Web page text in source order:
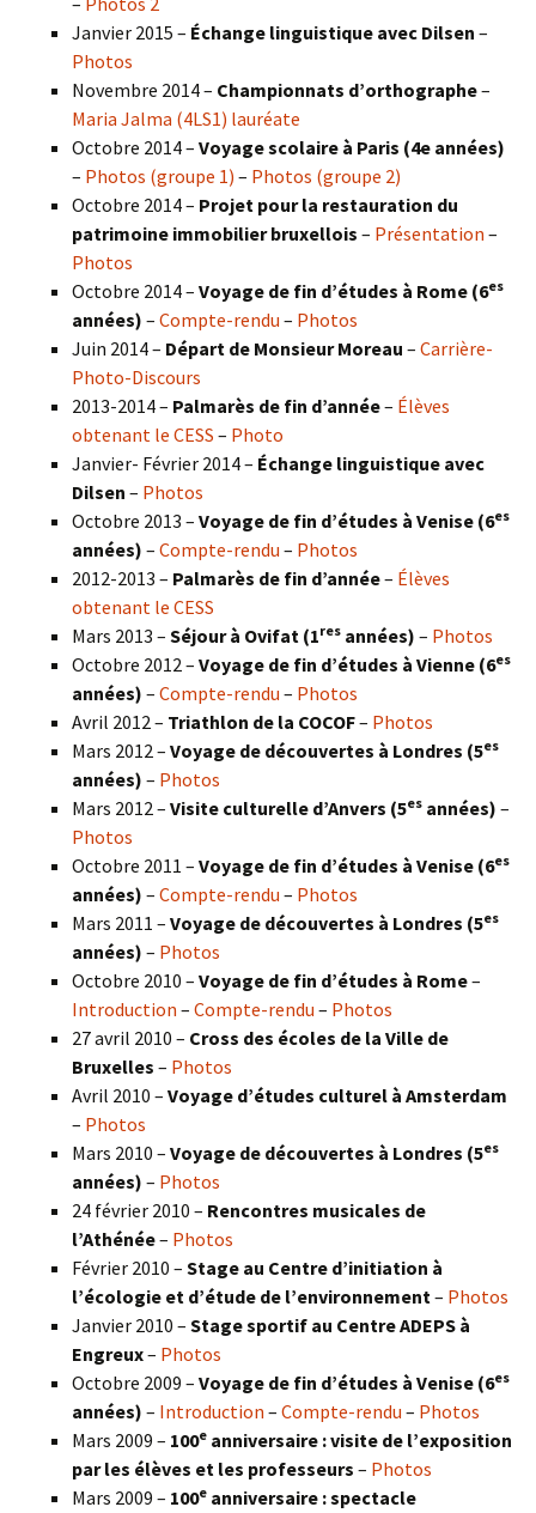
Janvier 2015 – Échange linguistique avec Dilsen –
Photos
Novembre 2014 – Championnats d’orthographe–
Maria Jalma (4LS1) lauréate
Octobre 2014 – Voyage scolaire à Paris (4e années)
– Photos (groupe 1) – Photos (groupe 2)
Octobre 2014 – Projet pour la restauration du
patrimoine immobilier bruxellois – Présentation –
Photos
Octobre 2014 – Voyage de fin d’études à Rome (6es
années) – Compte-rendu – Photos
Juin 2014 – Départ de Monsieur Moreau – Carrière-
Photo-Discours
2013-2014 – Palmarès de fin d’année– Élèves
obtenant le CESS – Photo
Janvier- Février 2014 – Échange linguistique avec
Dilsen – Photos
Octobre 2013 – Voyage de fin d’études à Venise (6es
années) – Compte-rendu – Photos
2012-2013 – Palmarès de fin d’année– Élèves
obtenant le CESS
Mars 2013 – Séjour à Ovifat (1res années) – Photos
Octobre 2012 – Voyage de fin d’études à Vienne (6es
années) – Compte-rendu – Photos
Avril 2012 – Triathlon de la COCOF– Photos
Mars 2012 – Voyage de découvertes à Londres (5es
années) – Photos
Mars 2012 – Visite culturelle d’Anvers (5es années) –
Photos
Octobre 2011 – Voyage de fin d’études à Venise (6es
années) – Compte-rendu – Photos
Mars 2011 – Voyage de découvertes à Londres (5es
années) – Photos
Octobre 2010 – Voyage de fin d’études à Rome–
Introduction – Compte-rendu – Photos
27 avril 2010 – Cross des écoles de la Ville de
Bruxelles – Photos
Avril 2010 – Voyage d’études culturel à Amsterdam
– Photos
Mars 2010 – Voyage de découvertes à Londres (5es
années) – Photos
24 février 2010 – Rencontres musicales de
l’Athénée– Photos
Février 2010 – Stage au Centre d’initiation à
l’écologie et d’étude de l’environnement– Photos
Janvier 2010 – Stage sportif au Centre ADEPS à
Engreux– Photos
Octobre 2009 – Voyage de fin d’études à Venise (6es
années) – Introduction – Compte-rendu – Photos
Mars 2009 – 100e anniversaire : visite de l’exposition
par les élèves et les professeurs – Photos
Mars 2009 – 100e anniversaire : spectacle